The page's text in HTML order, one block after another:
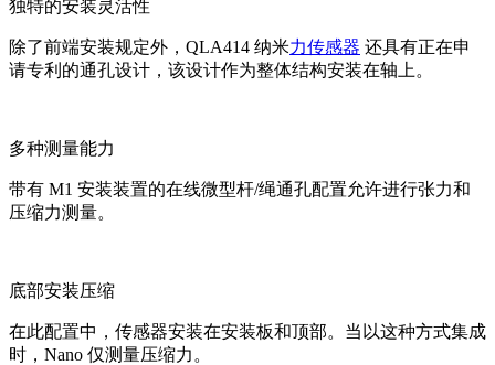
独特的安装灵活性
除了前端安装规定外，QLA414 纳米力传感器 还具有正在申
请专利的通孔设计，该设计作为整体结构安装在轴上。
多种测量能力
带有 M1 安装装置的在线微型杆/绳通孔配置允许进行张力和
压缩力测量。
底部安装压缩
在此配置中，传感器安装在安装板和顶部。当以这种方式集成
时，Nano 仅测量压缩力。